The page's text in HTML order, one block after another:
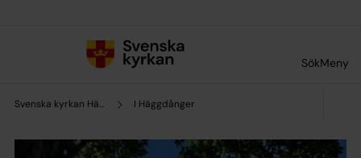
SökMeny
Svenska kyrkan Härnösand I Häggdånger